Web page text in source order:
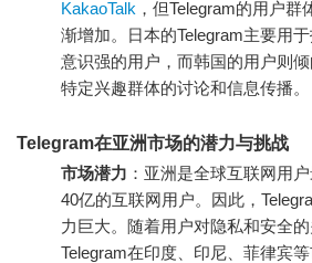
KakaoTalk ，但Telegram的用户
渐增加。日本的Telegram主要用
意识强的用户，而韩国的用户则
特定兴趣群体的讨论和信息传播。
Telegram在亚洲市场的潜力与挑战
市场潜力 ：亚洲是全球互联网用
40亿的互联网用户。因此，
力巨大。随着用户对隐私和安全的
Telegram在印度、印尼、菲律宾